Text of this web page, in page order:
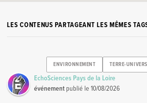
LES CONTENUS PARTAGEANT LES MÊMES
ENVIRONNEMENT TERRE-
EchoSciences Pays de la Loire
événement publié le10/08/2026